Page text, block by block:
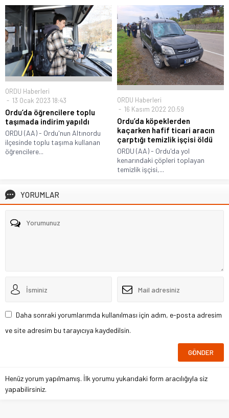
ORDU Haberleri
13 Ocak 2023 18:43
Ordu’da öğrencilere toplu
taşımada indirim yapıldı
ORDU (AA) - Ordu'nun Altınordu
ilçesinde toplu taşıma kullanan
öğrencilere...
ORDU Haberleri
16 Kasım 2022 20:59
Ordu’da köpeklerden
kaçarken hafif ticari aracın
çarptığı temizlik işçisi öldü
ORDU (AA) - Ordu'da yol
kenarındaki çöpleri toplayan
temizlik işçisi,...
YORUMLAR
Daha sonraki yorumlarımda kullanılması için adım, e-posta adresim
ve site adresim bu tarayıcıya kaydedilsin.
Henüz yorum yapılmamış. İlk yorumu yukarıdaki form aracılığıyla siz
yapabilirsiniz.